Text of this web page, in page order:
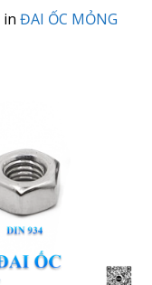
in ĐAI ỐC MỎNG